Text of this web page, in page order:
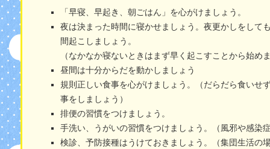
「早寝、早起き、朝ごはん」を心がけましょう。
夜は決まった時間に寝かせましょう。夜更かしをして
間起こしましょう。
（なかなか寝ないときはまず早く起こすことから始め
昼間は十分からだを動かしましょう
規則正しい食事を心がけましょう。（だらだら食いせ
事をしましょう）
排便の習慣をつけましょう。
手洗い、うがいの習慣をつけましょう。（風邪や感染
検診、予防接種はうけておきましょう。（集団生活の